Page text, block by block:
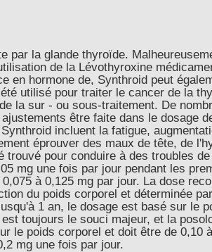
par la glande thyroïde.
de la Lévothyroxine
en hormone de, Synthroid peut
utilisé pour traiter le cancer de la
la sur - ou sous-traitement. De
être faite dans le dosage
incluent la fatigue,
éprouver des maux de tête, de
pour conduire à des troubles
mg une fois par jour pendant les
à 0,125 mg par jour. La dose
du poids corporel et déterminée
1 an, le dosage est basé sur le
toujours le souci majeur, et la
le poids corporel et doit être de
mg une fois par jour.